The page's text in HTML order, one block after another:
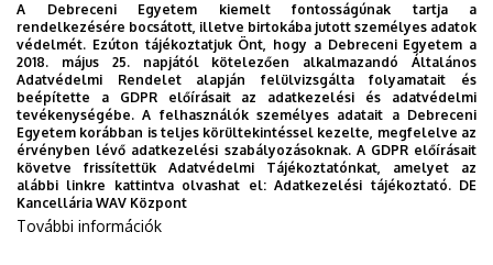
Engedd meg, hogy figyelmedbe ajánljuk a Debreceni
Egyetem új applikációját, melyet hallgatói számára
készített. Az alkalmazás bevezetésével célunk, hogy
segítsünk eligazodni az egyetemi mindennapokban, a
tanulmányaiddal kapcsolatban gyorsan elérhető
információkat biztosítsunk, útmutatót adjunk az egyetemi
évek során felmerülő helyzetekkel, kérdésekkel
kapcsolatban, továbbá „zsebközelbe” hozzuk az Egyetem
és Debrecen város kulturális és sport életét.
A Debreceni Egyetem kiemelt fontosságúnak tartja a
rendelkezésére bocsátott, illetve birtokába jutott személyes adatok
védelmét. Ezúton tájékoztatjuk Önt, hogy a Debreceni Egyetem a
2018. május 25. napjától kötelezően alkalmazandó Általános
Adatvédelmi Rendelet alapján felülvizsgálta folyamatait és
beépítette a GDPR előírásait az adatkezelési és adatvédelmi
tevékenységébe. A felhasználók személyes adatait a Debreceni
Egyetem korábban is teljes körültekintéssel kezelte, megfelelve az
érvényben lévő adatkezelési szabályozásoknak. A GDPR előírásait
követve frissítettük Adatvédelmi Tájékoztatónkat, amelyet az
alábbi linkre kattintva olvashat el:Adatkezelési tájékoztató. DE
Kancellária WAV Központ
További információk